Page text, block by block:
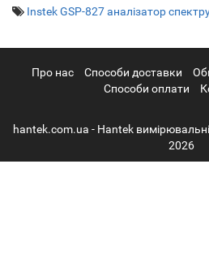
Instek GSP-827 аналізатор
Про нас Cпособи доставки
Способи оплати
hantek.com.ua - Hantek
2026